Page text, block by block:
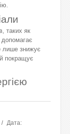
таких як
допомагає
лише знижує
покращує
Дата: